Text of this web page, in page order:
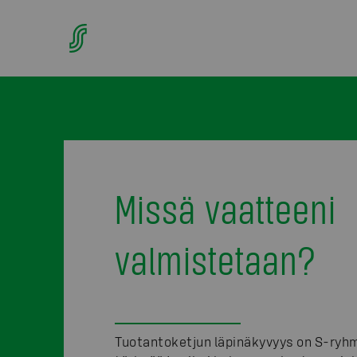
Missä vaatteeni
valmistetaan?
Tuotantoketjun läpinäkyvyys on S-